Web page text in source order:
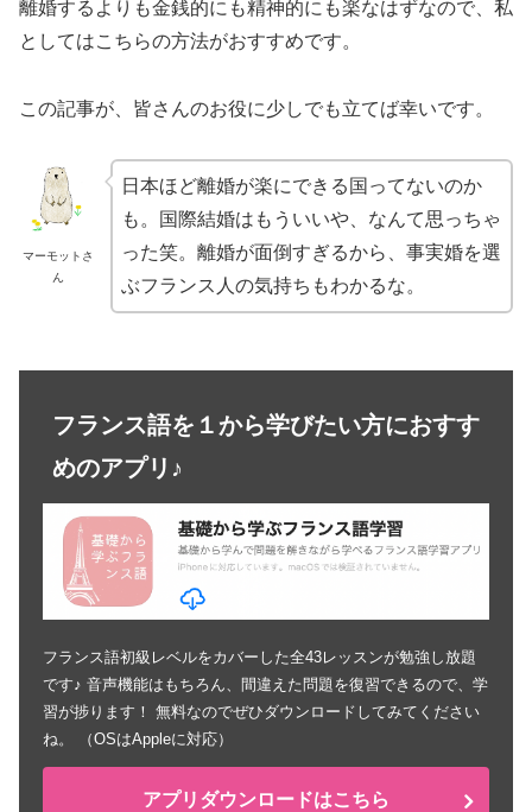
離婚するよりも金銭的にも精神的にも楽なはずなので、私
としてはこちらの方法がおすすめです。
この記事が、皆さんのお役に少しでも立てば幸いです。
マーモットさ
ん
日本ほど離婚が楽にできる国ってないのか
も。国際結婚はもういいや、なんて思っちゃ
った笑。離婚が面倒すぎるから、事実婚を選
ぶフランス人の気持ちもわかるな。
フランス語を１から学びたい方におすす
めのアプリ♪
フランス語初級レベルをカバーした全43レッスンが勉強し放題
です♪ 音声機能はもちろん、間違えた問題を復習できるので、学
習が捗ります！ 無料なのでぜひダウンロードしてみてください
ね。 （OSはAppleに対応）
アプリダウンロードはこちら